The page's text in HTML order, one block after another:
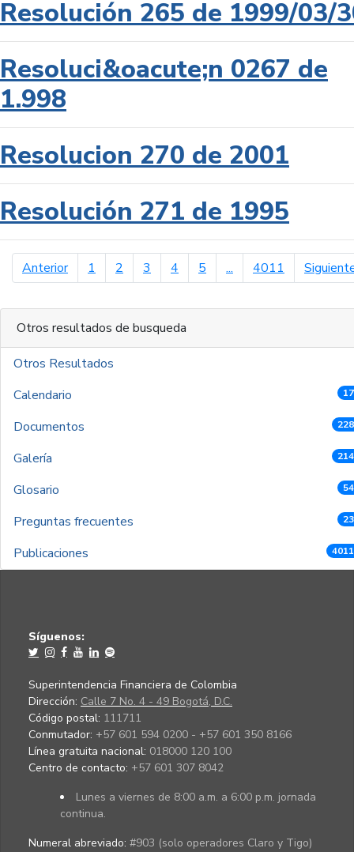
Resolución 265 de 1999/03/
Resoluci&oacute;n 0267 de
1.998
Resolucion 270 de 2001
Resolución 271 de 1995
Anteriorpágina anterior
1 2 3 4 5 ... 4011
Otros resultados de busqueda
Otros Resultados
Calendario
Documentos
Galería
Glosario
Preguntas frecuentes
Publicaciones
Síguenos:
Superintendencia Financiera de Colombia
Dirección: Calle 7 No. 4 - 49 Bogotá, D.C.
Código postal: 111711
Conmutador: +57 601 594 0200 - +57 601 350 8166
Línea gratuita nacional: 018000 120 100
Centro de contacto: +57 601 307 8042
Lunes a viernes de 8:00 a.m. a 6:00 p.m. jornada
continua.
Numeral abreviado: #903 (solo operadores Claro y Tigo)